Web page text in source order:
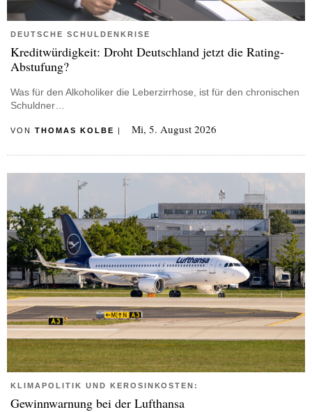
DEUTSCHE SCHULDENKRISE
Kreditwürdigkeit: Droht Deutschland jetzt die Rating-
Abstufung?
Was für den Alkoholiker die Leberzirrhose, ist für den chronischen
Schuldner…
VON THOMAS KOLBE Mi, 5. August 2026
KLIMAPOLITIK UND KEROSINKOSTEN:
Gewinnwarnung bei der Lufthansa